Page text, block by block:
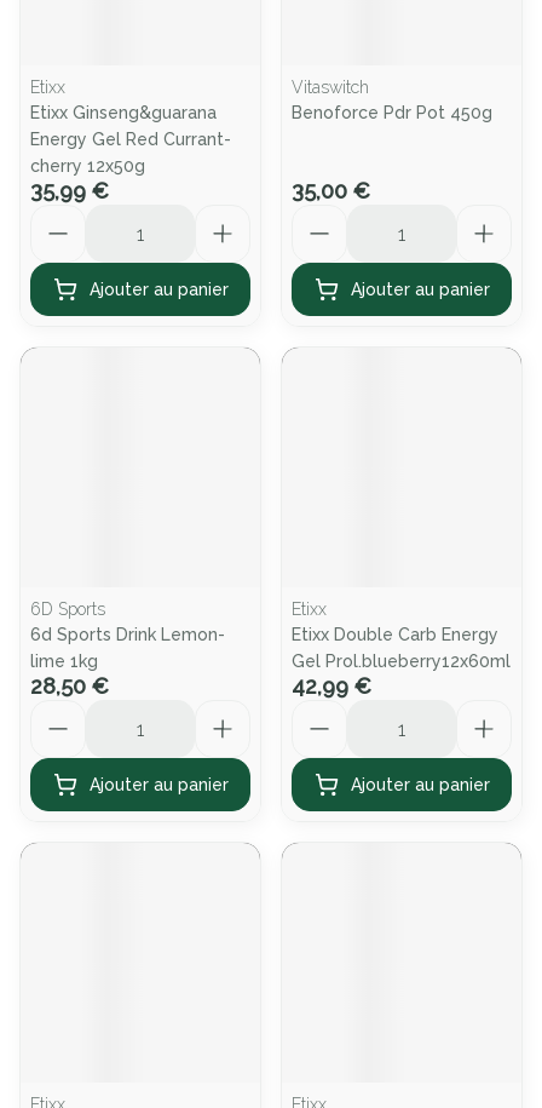
Etixx
Etixx Ginseng&guarana
Energy Gel Red Currant-
cherry 12x50g
35,99 €
Ajouter au panier
Vitaswitch
Benoforce Pdr Pot 450g
35,00 €
Ajouter au panier
6D Sports
6d Sports Drink Lemon-
lime 1kg
28,50 €
Ajouter au panier
Etixx
Etixx Double Carb Energy
Gel Prol.blueberry12x60ml
42,99 €
Ajouter au panier